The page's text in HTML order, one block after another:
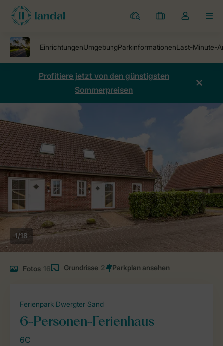
Ferienparks
Meine
Dropdown-
öffnen
Profitiere jetzt von den günstigsten
Sommerpreisen
1/18
Fotos 16 Grundrisse 2
Ferienpark Dwergter Sand
6-Personen-Ferienhaus
6C